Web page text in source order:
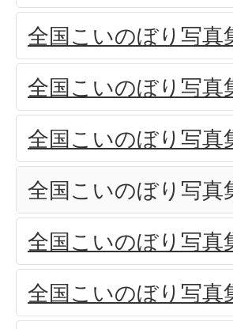
全国こいのぼり写真
全国こいのぼり写真
全国こいのぼり写真
全国こいのぼり写真
全国こいのぼり写真
全国こいのぼり写真